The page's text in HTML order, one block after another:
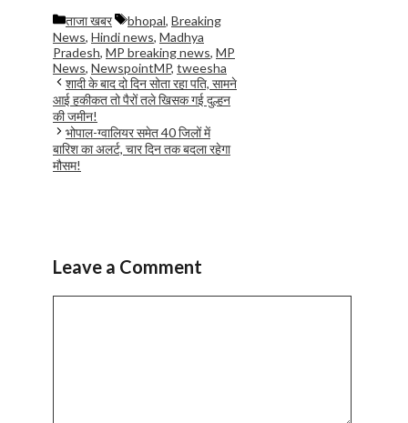
Categories
ताजा खबर Tags
bhopal, Breaking
News, Hindi news, Madhya
Pradesh, MP breaking news, MP
News, NewspointMP, tweesha
शादी के बाद दो दिन सोता रहा पति, सामने
आई हकीकत तो पैरों तले खिसक गई दुल्हन
की जमीन!
भोपाल-ग्वालियर समेत 40 जिलों में
बारिश का अलर्ट, चार दिन तक बदला रहेगा
मौसम!
Leave a Comment